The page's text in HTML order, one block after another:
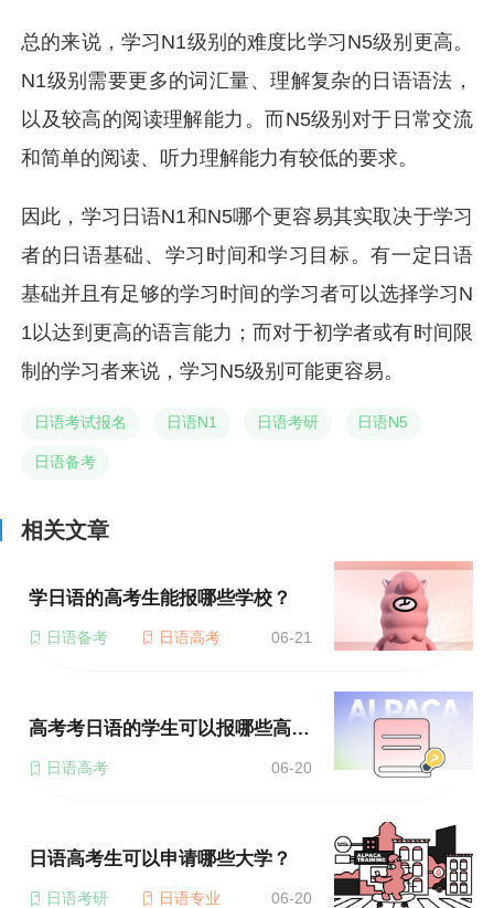
总的来说，学习N1级别的难度比学习N5级别更高。
N1级别需要更多的词汇量、理解复杂的日语语法，
以及较高的阅读理解能力。而N5级别对于日常交流
和简单的阅读、听力理解能力有较低的要求。
因此，学习日语N1和N5哪个更容易其实取决于学习
者的日语基础、学习时间和学习目标。有一定日语
基础并且有足够的学习时间的学习者可以选择学习N
1以达到更高的语言能力；而对于初学者或有时间限
制的学习者来说，学习N5级别可能更容易。
日语考试报名 日语N1 日语考研 日语N5
日语备考
相关文章
学日语的高考生能报哪些学校？
日语备考 日语高考 06-21
高考考日语的学生可以报哪些高校？
日语高考 06-20
日语高考生可以申请哪些大学？
日语考研 日语专业 06-20